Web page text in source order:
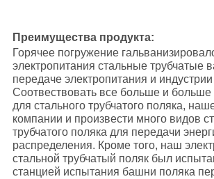
Преимущества продукта:
Горячее погружение
электропитания стальные трубчатые
передаче электропитания и
Соотвествовать все больше и
для стального трубчатого поляка,
компании и произвести много видов
трубчатого поляка для передачи
распределения. Кроме того, наш
стальной трубчатый поляк был
станцией испытания башни поляка